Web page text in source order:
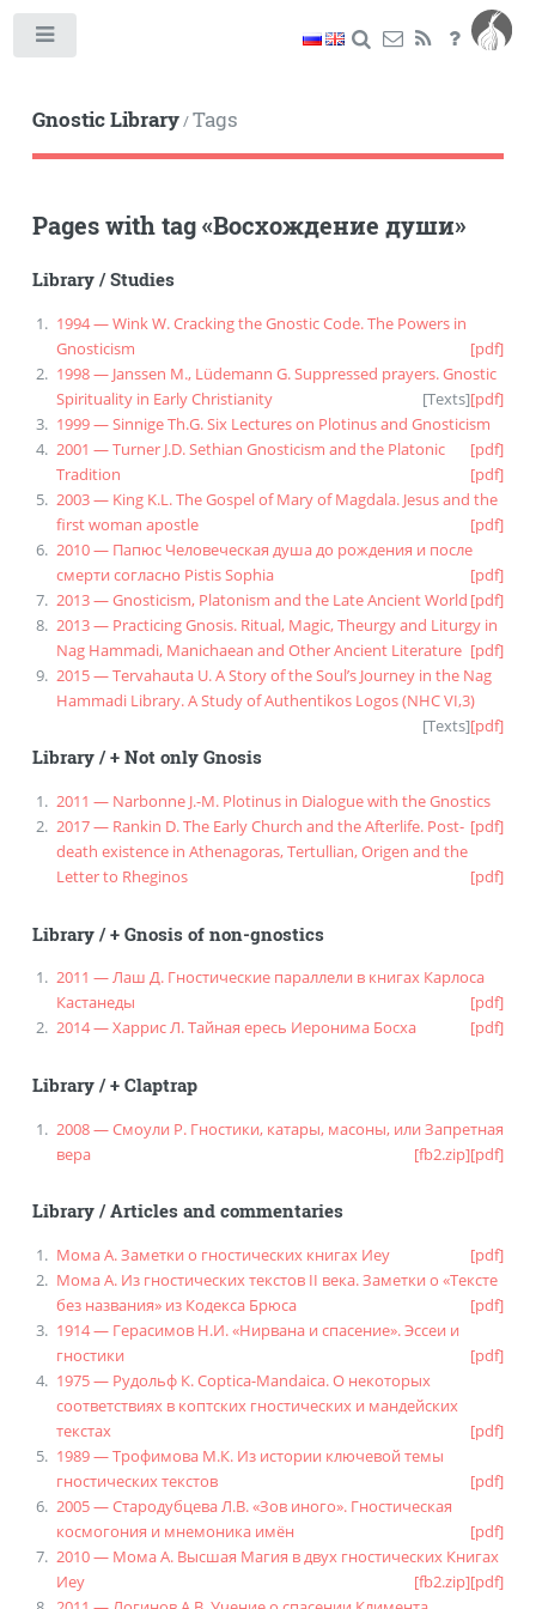
Gnostic Library/Tags
Pages with tag«Восхождение души»
Library/Studies
1994 — Wink W. Cracking the Gnostic Code. The Powers in
Gnosticism
[pdf]
1998 — Janssen M., Lüdemann G. Suppressed prayers. Gnostic
Spirituality in Early Christianity
[Texts][pdf]
1999 — Sinnige Th.G. Six Lectures on Plotinus and Gnosticism
[pdf]
2001 — Turner J.D. Sethian Gnosticism and the Platonic
Tradition
[pdf]
2003 — King K.L. The Gospel of Mary of Magdala. Jesus and the
first woman apostle
[pdf]
2010 — Папюс Человеческая душа до рождения и после
смерти согласно Pistis Sophia
[pdf]
2013 — Gnosticism, Platonism and the Late Ancient World [pdf]
2013 — Practicing Gnosis. Ritual, Magic, Theurgy and Liturgy in
Nag Hammadi, Manichaean and Other Ancient Literature [pdf]
2015 — Tervahauta U. A Story of the Soul’s Journey in the Nag
Hammadi Library. A Study of Authentikos Logos (NHC VI,3)
[Texts][pdf]
Library/+ Not only Gnosis
2011 — Narbonne J.-M. Plotinus in Dialogue with the Gnostics
[pdf]
2017 — Rankin D. The Early Church and the Afterlife. Post-
death existence in Athenagoras, Tertullian, Origen and the
Letter to Rheginos
[pdf]
Library/+ Gnosis of non-gnostics
2011 — Лаш Д. Гностические параллели в книгах Карлоса
Кастанеды
[pdf]
2014 — Харрис Л. Тайная ересь Иеронима Босха
[pdf]
Library/+ Claptrap
2008 — Смоули Р. Гностики, катары, масоны, или Запретная
вера
[fb2.zip][pdf]
Library/Articles and commentaries
Мома А. Заметки о гностических книгах Иеу
[pdf]
Мома А. Из гностических текстов II века. Заметки о «Тексте
без названия» из Кодекса Брюса
[pdf]
1914 — Герасимов Н.И. «Нирвана и спасение». Эссеи и
гностики
[pdf]
1975 — Рудольф К. Coptica-Mandaica. О некоторых
соответствиях в коптских гностических и мандейских
текстах
[pdf]
1989 — Трофимова М.К. Из истории ключевой темы
гностических текстов
[pdf]
2005 — Стародубцева Л.В. «Зов иного». Гностическая
космогония и мнемоника имён
[pdf]
2010 — Мома А. Высшая Магия в двух гностических Книгах
Иеу
[fb2.zip][pdf]